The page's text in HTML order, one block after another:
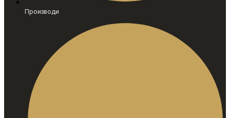
Производи